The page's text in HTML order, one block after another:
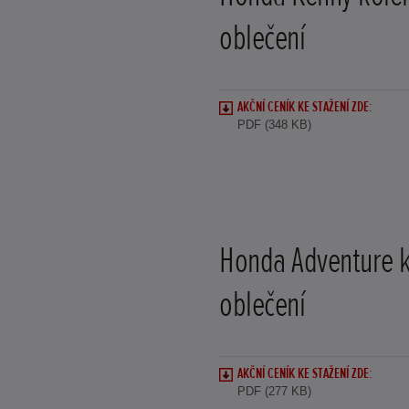
oblečení
AKČNÍ CENÍK KE STAŽENÍ ZDE:
PDF (348 KB)
Honda Adventure
oblečení
AKČNÍ CENÍK KE STAŽENÍ ZDE:
PDF (277 KB)